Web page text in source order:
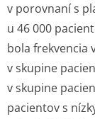
v porovnaní s
u 46 000
bola frekvencia
v skupine
v skupine
pacientov s